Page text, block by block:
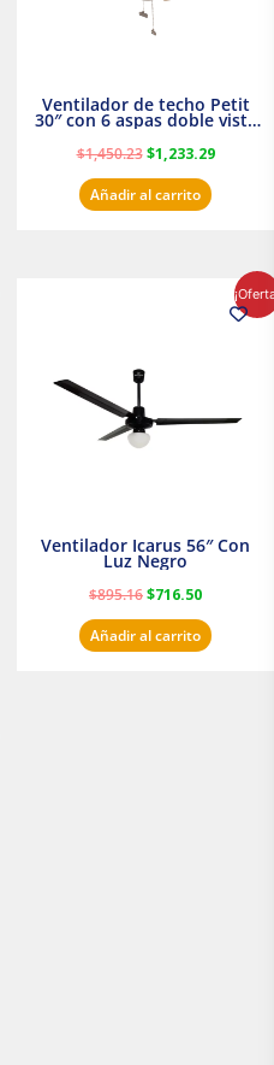
Ventilador de techo Petit
30″ con 6 aspas doble vista
Satinado Masterfan
$1,450.23 $1,233.29
Añadir al carrito
Ventilador Icarus 56″ Con
Luz Negro
$895.16$716.50
precio
actual
Añadir al carrito